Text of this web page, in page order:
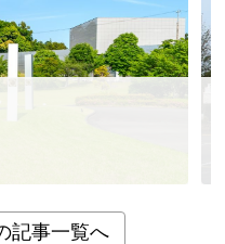
記事一覧へ